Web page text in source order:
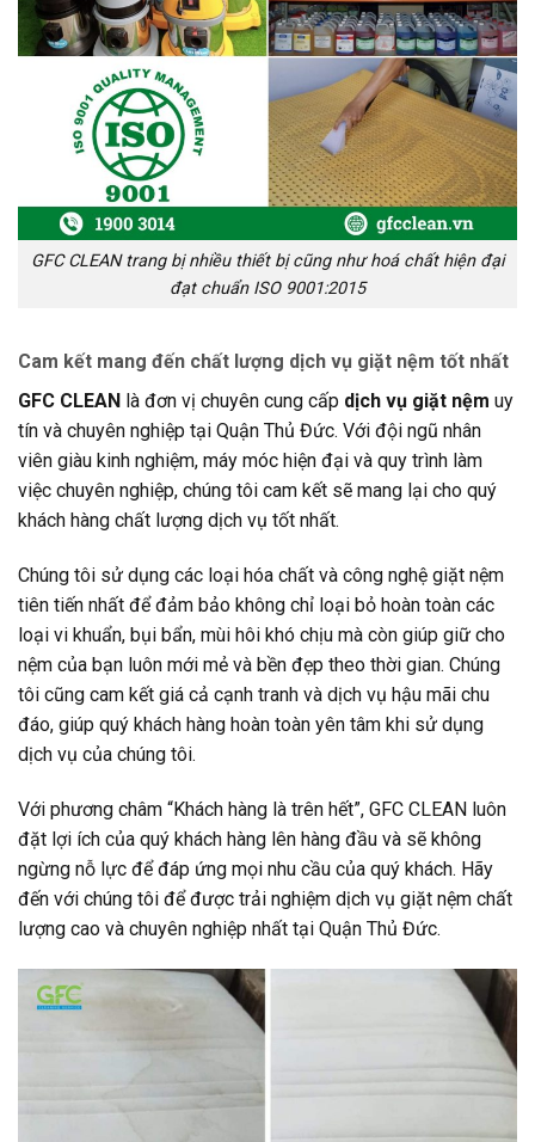
GFC CLEAN trang bị nhiều thiết bị cũng như hoá chất hiện đại
đạt chuẩn ISO 9001:2015
Cam kết mang đến chất lượng dịch vụ giặt nệm tốt nhất
GFC CLEAN là đơn vị chuyên cung cấp dịch vụ giặt nệm uy
tín và chuyên nghiệp tại Quận Thủ Đức. Với đội ngũ nhân
viên giàu kinh nghiệm, máy móc hiện đại và quy trình làm
việc chuyên nghiệp, chúng tôi cam kết sẽ mang lại cho quý
khách hàng chất lượng dịch vụ tốt nhất.
Chúng tôi sử dụng các loại hóa chất và công nghệ giặt nệm
tiên tiến nhất để đảm bảo không chỉ loại bỏ hoàn toàn các
loại vi khuẩn, bụi bẩn, mùi hôi khó chịu mà còn giúp giữ cho
nệm của bạn luôn mới mẻ và bền đẹp theo thời gian. Chúng
tôi cũng cam kết giá cả cạnh tranh và dịch vụ hậu mãi chu
đáo, giúp quý khách hàng hoàn toàn yên tâm khi sử dụng
dịch vụ của chúng tôi.
Với phương châm “Khách hàng là trên hết”, GFC CLEAN luôn
đặt lợi ích của quý khách hàng lên hàng đầu và sẽ không
ngừng nỗ lực để đáp ứng mọi nhu cầu của quý khách. Hãy
đến với chúng tôi để được trải nghiệm dịch vụ giặt nệm chất
lượng cao và chuyên nghiệp nhất tại Quận Thủ Đức.